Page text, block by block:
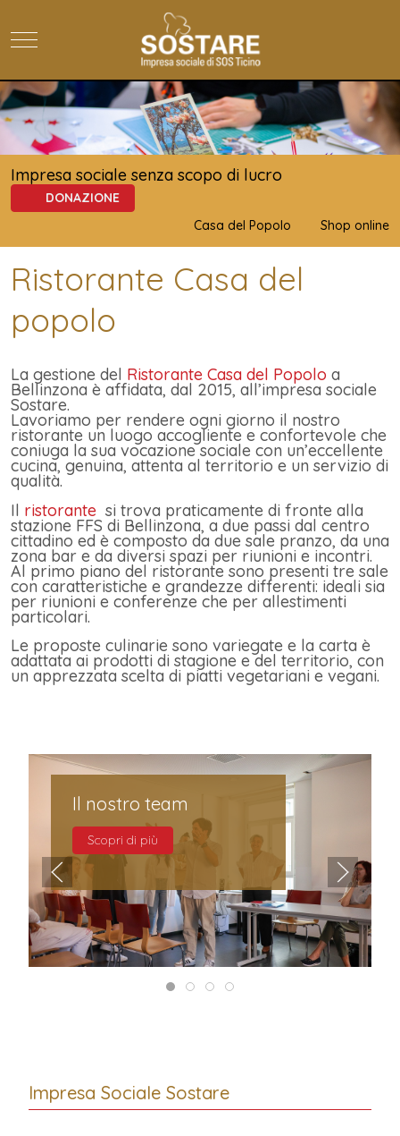
Mobile Menu Toggle
Impresa sociale senza scopo di lucro
DONAZIONE
Casa del Popolo
Shop online
Ristorante Casa del
popolo
La gestione del Ristorante Casa del Popolo a
Bellinzona è affidata, dal 2015, all’impresa sociale
Sostare.
Lavoriamo per rendere ogni giorno il nostro
ristorante un luogo accogliente e confortevole che
coniuga la sua vocazione sociale con un’eccellente
cucina, genuina, attenta al territorio e un servizio di
qualità.
Il ristorante si trova praticamente di fronte alla
stazione FFS di Bellinzona, a due passi dal centro
cittadino ed è composto da due sale pranzo, da una
zona bar e da diversi spazi per riunioni e incontri.
Al primo piano del ristorante sono presenti tre sale
con caratteristiche e grandezze differenti: ideali sia
per riunioni e conferenze che per allestimenti
particolari.
Le proposte culinarie sono variegate e la carta è
adattata ai prodotti di stagione e del territorio, con
un apprezzata scelta di piatti vegetariani e vegani.
Il nostro team
Scopri di più
Impresa Sociale Sostare